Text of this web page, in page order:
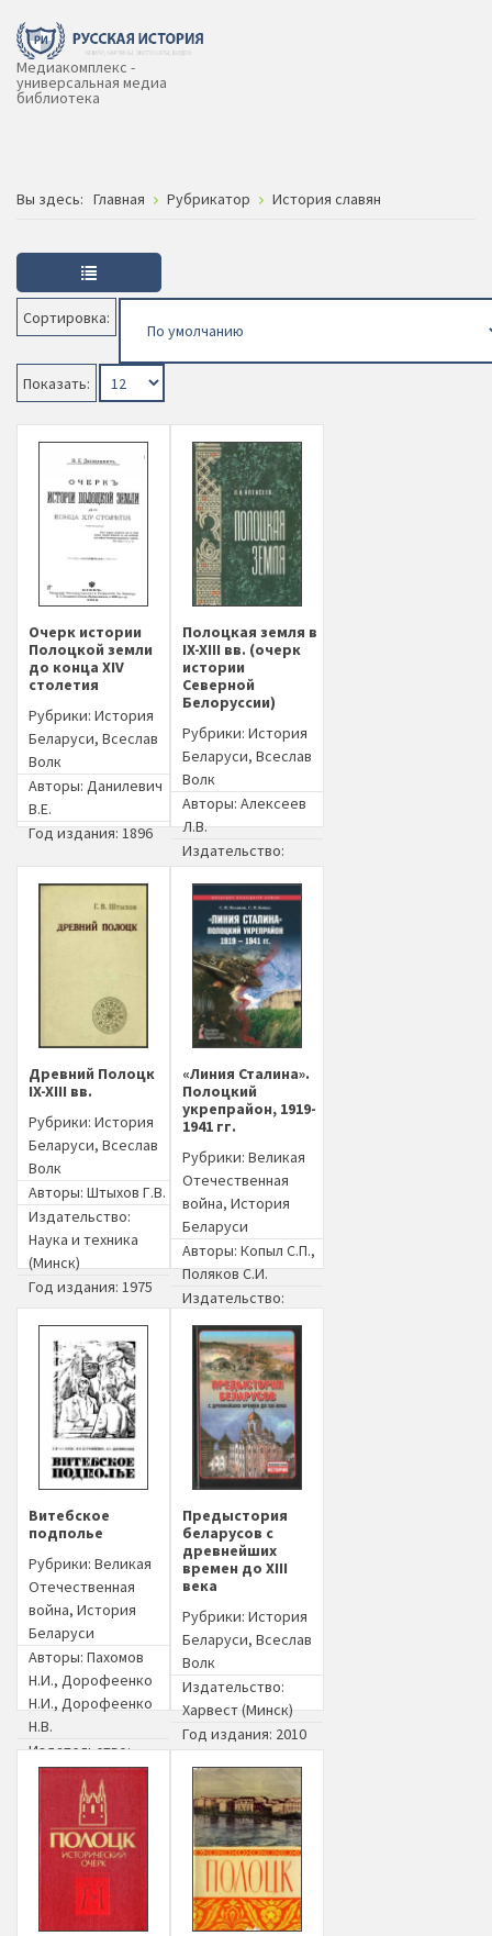
Медиакомплекс -
универсальная медиа
библиотека
Вы здесь: Главная Рубрикатор История славян
Сортировка:
Показать:
Очерк истории
Полоцкой земли
до конца XIV
столетия
Рубрики: История
Беларуси, Всеслав
Волк
Авторы: Данилевич
В.Е.
Год издания: 1896
Полоцкая земля в
IX-XIII вв. (очерк
истории
Северной
Белоруссии)
Рубрики: История
Беларуси, Всеслав
Волк
Авторы: Алексеев
Л.В.
Издательство:
Наука (Москва)
Год издания: 1966
Древний Полоцк
IX-XIII вв.
Рубрики: История
Беларуси, Всеслав
Волк
Авторы: Штыхов Г.В.
Издательство:
Наука и техника
(Минск)
Год издания: 1975
«Линия Сталина».
Полоцкий
укрепрайон, 1919-
1941 гг.
Рубрики: Великая
Отечественная
война, История
Беларуси
Авторы: Копыл С.П.,
Поляков С.И.
Издательство:
Полоцкое книжное
издательство
(Полоцк)
Год издания: 2009
Витебское
подполье
Рубрики: Великая
Отечественная
война, История
Беларуси
Авторы: Пахомов
Н.И., Дорофеенко
Н.И., Дорофеенко
Н.В.
Издательство:
Беларусь (Минск)
Год издания: 1974
Предыстория
беларусов с
древнейших
времен до XIII
века
Рубрики: История
Беларуси, Всеслав
Волк
Издательство:
Харвест (Минск)
Год издания: 2010